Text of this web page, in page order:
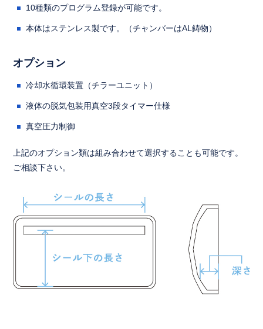
10種類のプログラム登録が可能です。
本体はステンレス製です。（チャンバーはAL鋳物）
オプション
冷却水循環装置（チラーユニット）
液体の脱気包装用真空3段タイマー仕様
真空圧力制御
上記のオプション類は組み合わせて選択することも可能です。
ご相談下さい。